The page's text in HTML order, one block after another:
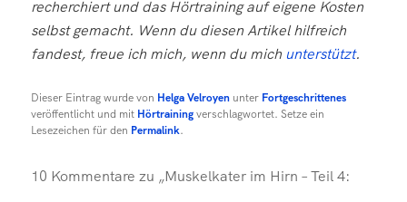
recherchiert und das Hörtraining auf eigene Kosten
selbst gemacht. Wenn du diesen Artikel hilfreich
fandest, freue ich mich, wenn du mich unterstützt.
Dieser Eintrag wurde von Helga Velroyen unter Fortgeschrittenes
veröffentlicht und mit Hörtrainingverschlagwortet. Setze ein
Lesezeichen für den Permalink.
10 Kommentare zu „Muskelkater im Hirn – Teil 4: